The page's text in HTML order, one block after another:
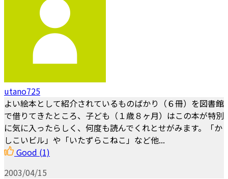
utano725
よい絵本として紹介されているものばかり（６冊）を図書館
で借りてきたところ、子ども（１歳８ヶ月）はこの本が特別
に気に入ったらしく、何度も読んでくれとせがみます。「か
しこいビル」や「いたずらこねこ」など他...
Good (1)
2003/04/15